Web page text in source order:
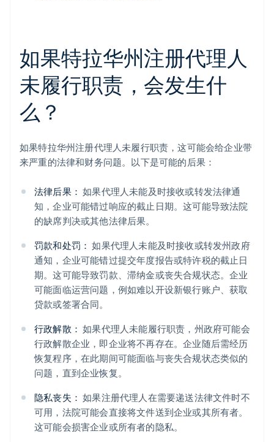
如果特拉华州注册代理人
未履行职责，会发生什
么？
如果特拉华州注册代理人未履行职责，这可能会给企业带
来严重的法律和财务问题。以下是可能的后果：
法律后果： 如果代理人未能及时接收或转发法律通
知，企业可能错过响应的截止日期。这可能导致法院
的缺席判决或其他法律后果。
罚款和处罚： 如果代理人未能及时接收或转发州政府
通知，企业可能错过提交年度报告或特许税的截止日
期。这可能导致罚款、滞纳金或丧失合规状态。企业
可能面临运营问题，例如难以开设新银行账户、获取
贷款或签署合同。
行政解散： 如果代理人未能履行职责，州政府可能会
行政解散企业，即企业将不再存在。企业随后需经历
恢复程序，在此期间可能面临与丧失合规状态类似的
问题，直到企业恢复。
隐私丧失： 如果注册代理人在需要递送法律文件时不
可用，法院可能会直接将文件送到企业或其所有者。
这可能会损害企业或所有者的隐私。